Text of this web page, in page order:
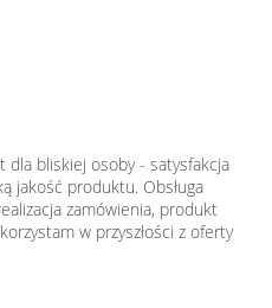
dla bliskiej osoby - satysfakcja
jakość produktu. Obsługa
zamówienia, produkt
w przyszłości z oferty